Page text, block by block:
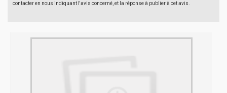
contacter en nous indiquant l'avis concerné, et la réponse à publier à cet avis.